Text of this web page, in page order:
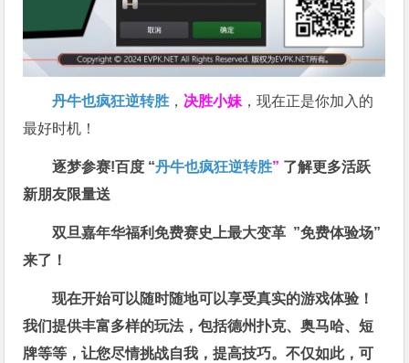
丹牛也疯狂逆转胜 ， 决胜小妹 ，现在正是你加入的
最好时机！
逐梦参赛!百度 “丹牛也疯狂逆转胜” 了解更多活跃
新朋友限量送
双旦嘉年华福利免费赛史上最大变革 ”免费体验场”
来了！
现在开始可以随时随地可以享受真实的游戏体验！
我们提供丰富多样的玩法，包括德州扑克、奥马哈、短
牌等等，让您尽情挑战自我，提高技巧。不仅如此，可